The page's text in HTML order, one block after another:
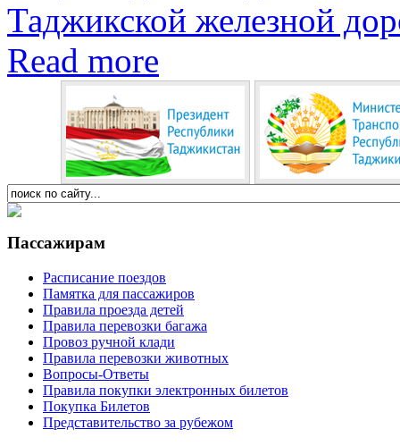
Read more
Пассажирам
Расписание поездов
Памятка для пассажиров
Правила проезда детей
Правила перевозки багажа
Провоз ручной клади
Правила перевозки животных
Вопросы-Ответы
Правила покупки электронных билетов
Покупка Билетов
Представительство за рубежом